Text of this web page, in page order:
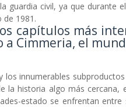
guardia civil, ya que durante
de 1981.
capítulos más
a Cimmeria, el
los innumerables
la historia algo más cercana,
estado se enfrentan